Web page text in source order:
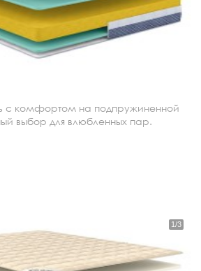
с комфортом на подпружиненной
выбор для влюбленных пар.